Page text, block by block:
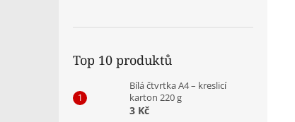
Top 10 produktů
Bílá čtvrtka A4 – kreslicí
karton 220 g
3 Kč